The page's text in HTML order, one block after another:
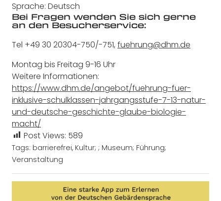
Sprache: Deutsch
Bei Fragen wenden Sie sich gerne
an den Besucherservice:
Tel +49 30 20304-750/-751, fuehrung@dhm.de
Montag bis Freitag 9-16 Uhr
Weitere Informationen:
https://www.dhm.de/angebot/fuehrung-fuer-
inklusive-schulklassen-jahrgangsstufe-7-13-natur-
und-deutsche-geschichte-glaube-biologie-
macht/
Post Views: 589
Tags: barrierefrei, Kultur; ; Museum; Führung;
Veranstaltung